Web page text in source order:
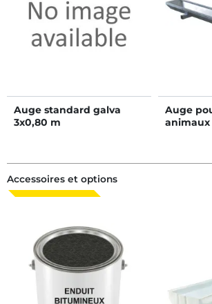
Auge standard galva
3x0,80 m
Auge
animaux
Accessoires et options